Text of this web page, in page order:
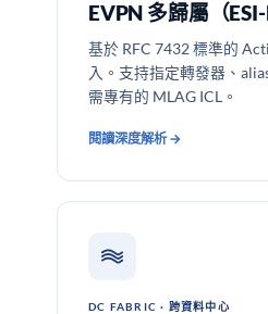
EVPN 多歸屬（ESI-
基於 RFC 7432 標準的
入。支持指定轉發器、
需專有的 MLAG ICL。
閱讀深度解析 →
DC FABRIC · 跨資料中心